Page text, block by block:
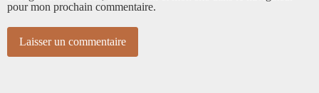
pour mon prochain commentaire.